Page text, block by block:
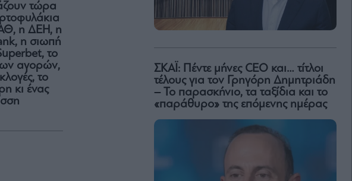
τώρα
η ΔΕΗ, η
η σιωπή
το
αγορών,
το
κι ένας
ΣΚΑΪ: Πέντε μήνες CEO και… τίτλοι
τέλους για τον Γρηγόρη Δημητριάδη
– Το παρασκήνιο, τα ταξίδια και το
«παράθυρο» της επόμενης ημέρας